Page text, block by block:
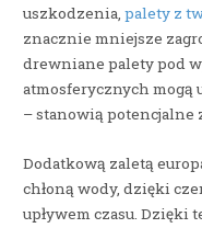
uszkodzenia,palety z
znacznie mniejsze
drewniane palety pod
atmosferycznych mogą
– stanowią potencjalne
Dodatkową zaletą
chłoną wody, dzięki
upływem czasu. Dzięki